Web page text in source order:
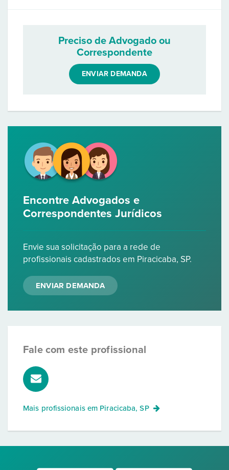
Preciso de Advogado ou
Correspondente
ENVIAR DEMANDA
Encontre Advogados e
Correspondentes Jurídicos
Envie sua solicitação para a rede de
profissionais cadastrados em Piracicaba, SP.
ENVIAR DEMANDA
Fale com este profissional
Mais profissionais em Piracicaba, SP